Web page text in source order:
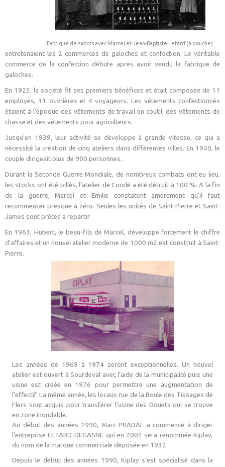
Fabrique de sabots avec Marcel et Jean-Baptiste Letard (à gauche)
entretenaient les 2 commerces de galoches et confection. Le véritable
commerce de la confection débute après avoir vendu la fabrique de
galoches.
En 1925, la société fit ses premiers bénéfices et était composée de 11
employés, 31 ouvrières et 4 voyageurs. Les vêtements confectionnés
étaient à l’époque des vêtements de travail en coutil, des vêtements de
chasse et des vêtements pour agriculteurs.
Jusqu’en 1939, leur activité se développe à grande vitesse, ce qui a
nécessité la création de cinq ateliers dans différentes villes. En 1940, le
couple dirigeait plus de 900 personnes.
Durant la Seconde Guerre Mondiale, de nombreux combats ont eu lieu,
les stocks ont été pillés, l’atelier de Condé a été détruit à 100 %. A la fin
de la guerre, Marcel et Emilie constatent amèrement qu’il faut
recommencer presque à zéro. Seules les unités de Saint-Pierre et Saint-
James sont prêtes à repartir.
En 1963, Hubert, le beau-fils de Marcel, développe fortement le chiffre
d’affaires et un nouvel atelier moderne de 1000 m2 est construit à Saint-
Pierre.
Les années de 1969 à 1974 seront exceptionnelles. Un nouvel
atelier est ouvert à Sourdeval avec l’aide de la municipalité puis une
usine est créée en 1976 pour permettre une augmentation de
l’effectif. La même année, les locaux rue de la Boule des Tissages de
Flers sont acquis pour transférer l’usine des Douets qui se trouve
en zone inondable.
Au début des années 1990, Marc PRADAL a commencé à diriger
l’entreprise LETARD-DEGASNE qui en 2002 sera renommée Kiplay,
du nom de la marque commerciale déposée en 1932.
Depuis le début des années 1990, Kiplay s’est spécialisé dans la